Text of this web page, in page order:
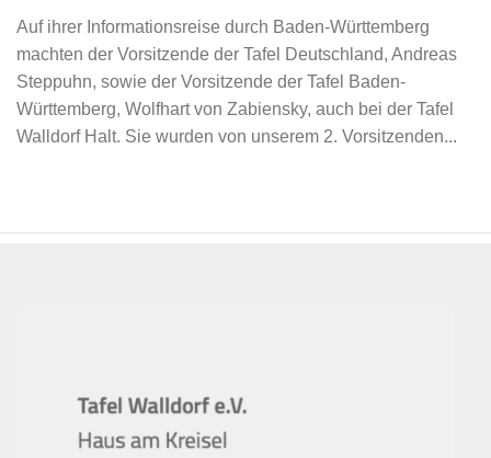
Auf ihrer Informationsreise durch Baden-Württemberg
machten der Vorsitzende der Tafel Deutschland, Andreas
Steppuhn, sowie der Vorsitzende der Tafel Baden-
Württemberg, Wolfhart von Zabiensky, auch bei der Tafel
Walldorf Halt. Sie wurden von unserem 2. Vorsitzenden...